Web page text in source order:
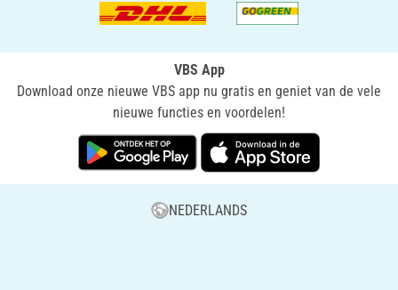
VBS App
Download onze nieuwe VBS app nu gratis en geniet van de vele
nieuwe functies en voordelen!
NEDERLANDS